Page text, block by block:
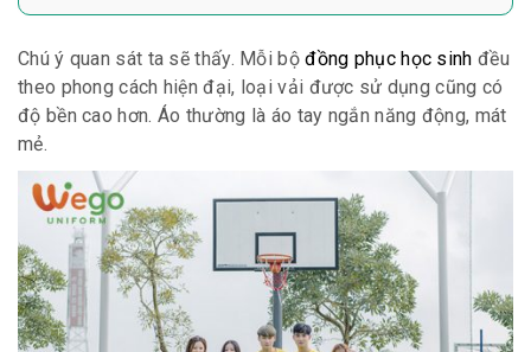
Chú ý quan sát ta sẽ thấy. Mỗi bộđồng phục học sinh đều
theo phong cách hiện đại, loại vải được sử dụng cũng có
độ bền cao hơn. Áo thường là áo tay ngắn năng động, mát
mẻ.